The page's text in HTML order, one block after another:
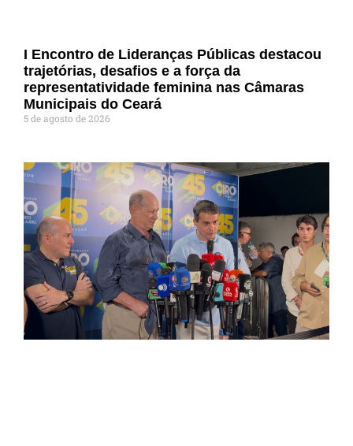
I Encontro de Lideranças Públicas destacou
trajetórias, desafios e a força da
representatividade feminina nas Câmaras
Municipais do Ceará
5 de agosto de 2026